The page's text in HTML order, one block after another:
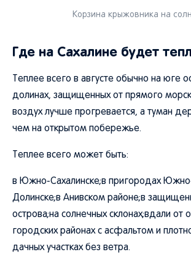
Корзина крыжовника на
Где на Сахалине будет
Теплее всего в августе обычно на юге
долинах, защищенных от прямого
воздух лучше прогревается, а туман
чем на открытом побережье.
Теплее всего может быть:
в Южно-Сахалинске;в пригородах Южно-
Долинске;в Анивском районе;в
острова;на солнечных склонах;вдали от
городских районах с асфальтом и
дачных участках без ветра.